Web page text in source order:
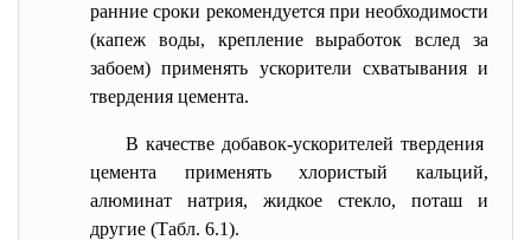
ранние сроки рекомендуется при необходимости
(капеж воды, крепление выработок вслед за
забоем) применять ускорители схватывания и
твердения цемента.
В качестве добавок-ускорителей твердения
цемента применять хлористый кальций,
алюминат натрия, жидкое стекло, поташ и
другие (Табл. 6.1).